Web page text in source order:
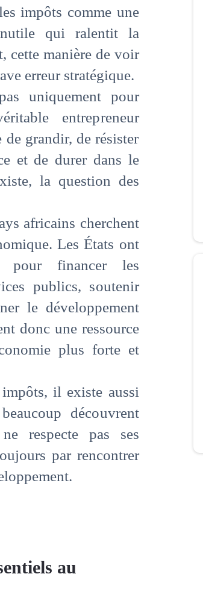
impôts comme une
qui ralentit la
cette manière de voir
erreur stratégique.
uniquement pour
entrepreneur
grandir, de résister
et de durer dans le
la question des
africains cherchent
Les États ont
pour financer les
publics, soutenir
le développement
donc une ressource
plus forte et
il existe aussi
découvrent
respecte pas ses
par rencontrer
au